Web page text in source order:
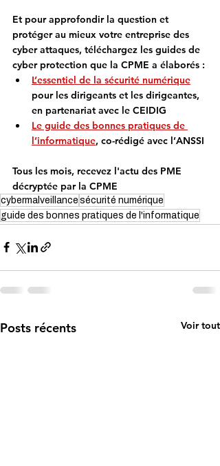
Et pour approfondir la question et
protéger au mieux votre entreprise des
cyber attaques, téléchargez les guides de
cyber protection que la CPME a élaborés :
L’essentiel de la sécurité numérique
pour les dirigeants et les dirigeantes,
en partenariat avec le CEIDIG
Le guide des bonnes pratiques de
l’informatique, co-rédigé avec l’ANSSI
Tous les mois, recevez l'actu des PME
décryptée par la CPME
cybermalveillance sécurité numérique
guide des bonnes pratiques de l'informatique
Posts récents Voir tout